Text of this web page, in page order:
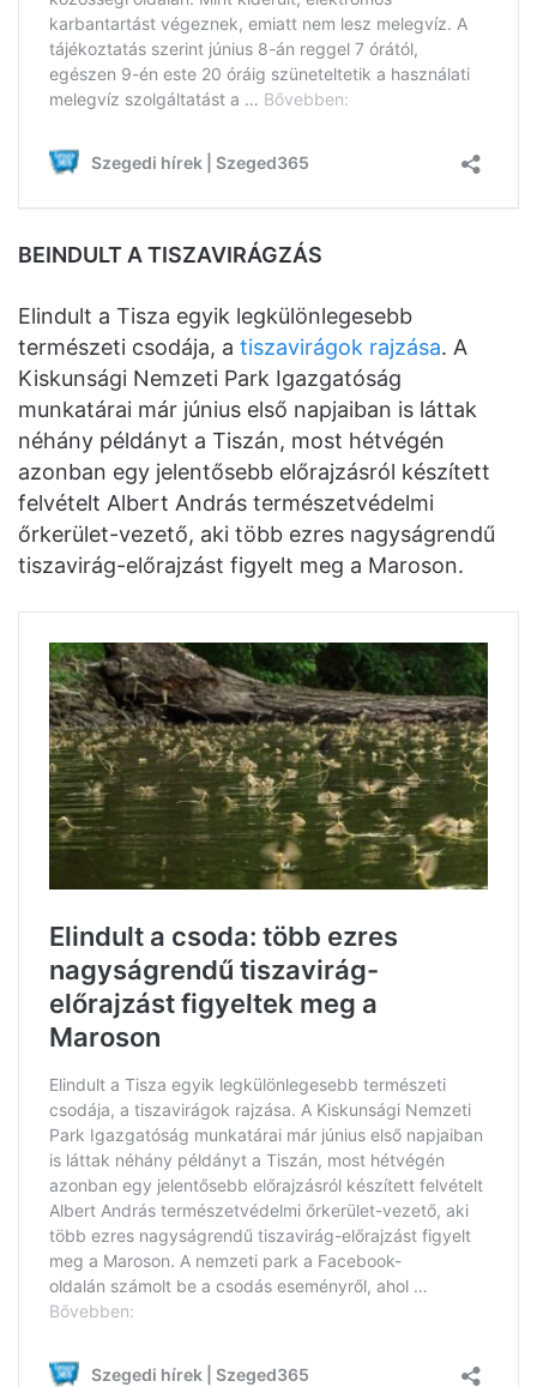
BEINDULT A TISZAVIRÁGZÁS
Elindult a Tisza egyik legkülönlegesebb
természeti csodája, a tiszavirágok rajzása. A
Kiskunsági Nemzeti Park Igazgatóság
munkatárai már június első napjaiban is láttak
néhány példányt a Tiszán, most hétvégén
azonban egy jelentősebb előrajzásról készített
felvételt Albert András természetvédelmi
őrkerület-vezető, aki több ezres nagyságrendű
tiszavirág-előrajzást figyelt meg a Maroson.